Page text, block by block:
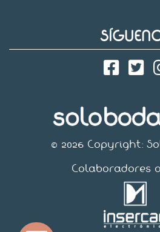
© 2026 Copyright:
Colaboradores